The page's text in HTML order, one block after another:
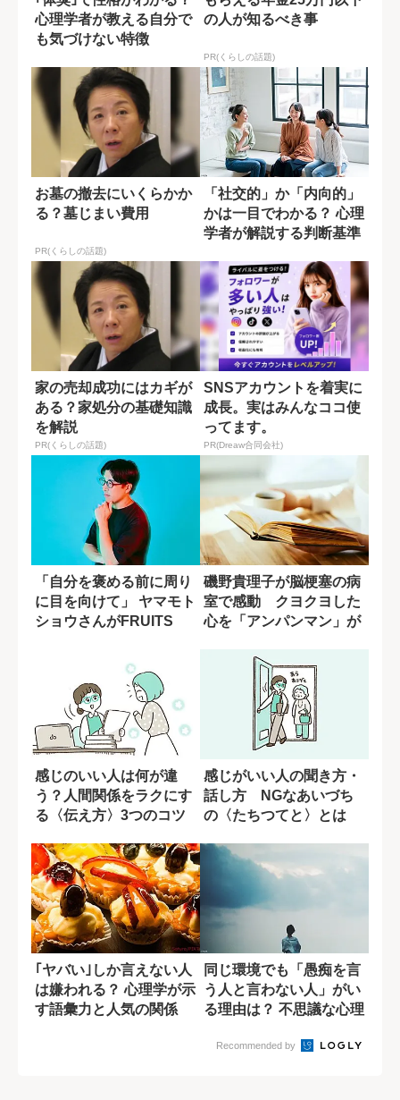
心理学者が教える自分で
も気づけない特徴
の人が知るべき事
PR(くらしの話題)
お墓の撤去にいくらかか
る？墓じまい費用
PR(くらしの話題)
「社交的」か「内向的」
かは一目でわかる？ 心理
学者が解説する判断基準
家の売却成功にはカギが
ある？家処分の基礎知識
を解説
PR(くらしの話題)
SNSアカウントを着実に
成長。実はみんなココ使
ってます。
PR(Dreaw合同会社)
「自分を褒める前に周り
に目を向けて」 ヤマモト
ショウさんがFRUITS
磯野貴理子が脳梗塞の病
室で感動 クヨクヨした
心を「アンパンマン」が
感じのいい人は何が違
う？人間関係をラクにす
る〈伝え方〉3つのコツ
感じがいい人の聞き方・
話し方 NGなあいづち
の〈たちつてと〉とは
｢ヤバい｣しか言えない人
は嫌われる？ 心理学が示
す語彙力と人気の関係
同じ環境でも「愚痴を言
う人と言わない人」がい
る理由は？ 不思議な心理
Recommended by